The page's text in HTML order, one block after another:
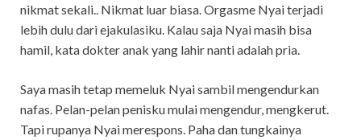
nikmat sekali.. Nikmat luar biasa. Orgasme Nyai terjadi
lebih dulu dari ejakulasiku. Kalau saja Nyai masih bisa
hamil, kata dokter anak yang lahir nanti adalah pria.
Saya masih tetap memeluk Nyai sambil mengendurkan
nafas. Pelan-pelan penisku mulai mengendur, mengkerut.
Tapi rupanya Nyai merespons. Paha dan tungkainya